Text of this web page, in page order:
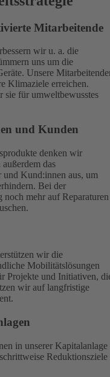
Mitarbeitende
wir u. a. die
uns um die
Unsere
Klimaziele erreichen.
sie für umweltbewusstes
und Kunden
denken wir
das
und Kund:innen aus, um
Bei der
mehr auf Reparaturen
wir die
Mobilitätslösungen
Projekte und Initiativen,
wir auf langfristige
in unserer Kapitalanlage
Reduktionsziele